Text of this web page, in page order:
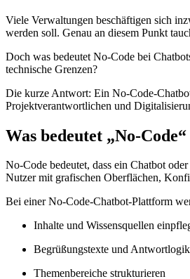
Viele Verwaltungen beschäftigen sich
werden soll. Genau an diesem Punkt
Doch was bedeutet No-Code bei
technische Grenzen?
Die kurze Antwort: Ein No-Code-
Projektverantwortlichen und
Was bedeutet „No-
No-Code bedeutet, dass ein Chatbot
Nutzer mit grafischen Oberflächen,
Bei einer No-Code-Chatbot-Plattform
Inhalte und Wissensquellen
Begrüßungstexte und
Themenbereiche strukturieren